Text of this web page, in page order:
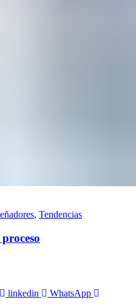
, Tendencias
linkedin
WhatsApp